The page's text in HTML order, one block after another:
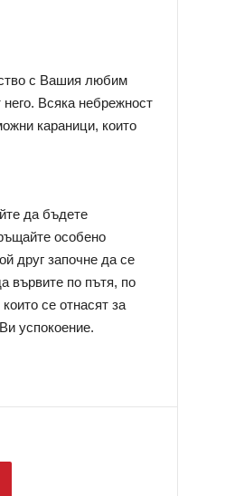
с Вашия любим
Всяка небрежност
караници, които
да бъдете
особено
друг започне да се
вървите по пътя, по
се отнасят за
успокоение.